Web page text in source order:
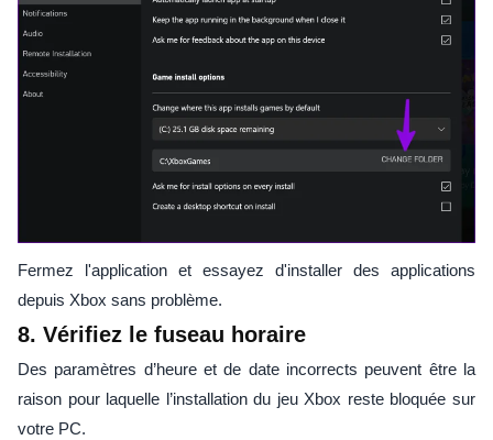
Fermez l'application et essayez d'installer des applications
depuis Xbox sans problème.
8. Vérifiez le fuseau horaire
Des paramètres d’heure et de date incorrects peuvent être la
raison pour laquelle l’installation du jeu Xbox reste bloquée sur
votre PC.